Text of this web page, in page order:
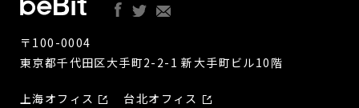
〒100-0004
東京都千代田区大手町2-2-1 新大手町ビル10階
上海オフィス 台北オフィス